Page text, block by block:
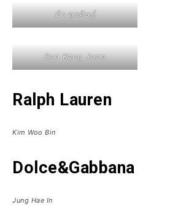
มิว ศุภศิษฏ์
Seo Kang Joon
Ralph Lauren
Kim Woo Bin
Dolce&Gabbana
Jung Hae In